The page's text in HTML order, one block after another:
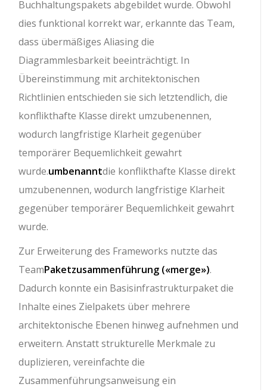
Buchhaltungspakets abgebildet wurde. Obwohl
dies funktional korrekt war, erkannte das Team,
dass übermäßiges Aliasing die
Diagrammlesbarkeit beeinträchtigt. In
Übereinstimmung mit architektonischen
Richtlinien entschieden sie sich letztendlich, die
konflikthafte Klasse direkt umzubenennen,
wodurch langfristige Klarheit gegenüber
temporärer Bequemlichkeit gewahrt
wurde.umbenanntdie konflikthafte Klasse direkt
umzubenennen, wodurch langfristige Klarheit
gegenüber temporärer Bequemlichkeit gewahrt
wurde.
Zur Erweiterung des Frameworks nutzte das
TeamPaketzusammenführung («merge»).
Dadurch konnte ein Basisinfrastrukturpaket die
Inhalte eines Zielpakets über mehrere
architektonische Ebenen hinweg aufnehmen und
erweitern. Anstatt strukturelle Merkmale zu
duplizieren, vereinfachte die
Zusammenführungsanweisung ein